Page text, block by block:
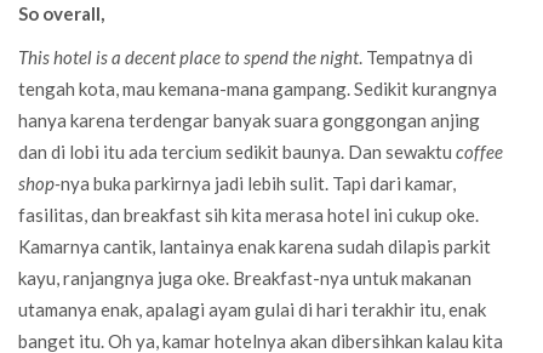
So overall,
This hotel is a decent place to spend the night. Tempatnya di
tengah kota, mau kemana-mana gampang. Sedikit kurangnya
hanya karena terdengar banyak suara gonggongan anjing
dan di lobi itu ada tercium sedikit baunya. Dan sewaktu coffee
shop-nya buka parkirnya jadi lebih sulit. Tapi dari kamar,
fasilitas, dan breakfast sih kita merasa hotel ini cukup oke.
Kamarnya cantik, lantainya enak karena sudah dilapis parkit
kayu, ranjangnya juga oke. Breakfast-nya untuk makanan
utamanya enak, apalagi ayam gulai di hari terakhir itu, enak
banget itu. Oh ya, kamar hotelnya akan dibersihkan kalau kita